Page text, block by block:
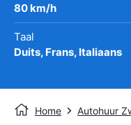
80 km/h
Taal
Duits, Frans, Italiaans
Home Autohuur